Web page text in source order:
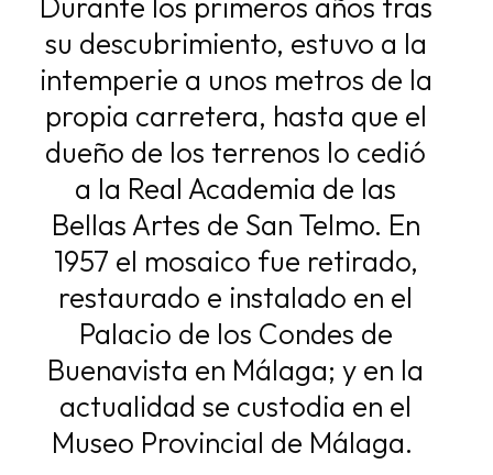
su descubrimiento, estuvo a la
intemperie a unos metros de la
propia carretera, hasta que el
dueño de los terrenos lo cedió
a la Real Academia de las
Bellas Artes de San Telmo. En
1957 el mosaico fue retirado,
restaurado e instalado en el
Palacio de los Condes de
Buenavista en Málaga; y en la
actualidad se custodia en el
Museo Provincial de Málaga.